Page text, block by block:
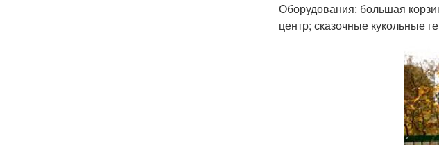
Оборудования: большая
центр; сказочные кукольные